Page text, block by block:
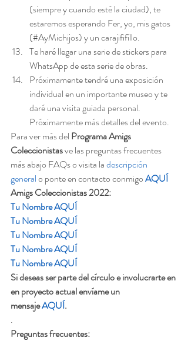
(siempre y cuando esté la ciudad), te
estaremos esperando Fer, yo, mis gatos
(#AyMichijos) y un carajififíllo.
Te haré llegar una serie de stickers para
WhatsApp de esta serie de obras.
Próximamente tendré una exposición
individual en un importante museo y te
daré una visita guiada personal.
Próximamente más detalles del evento.
Para ver más del Programa Amigs
Coleccionistas ve las preguntas frecuentes
más abajo FAQs o visita la descripción
general o ponte en contacto conmigo AQUÍ
Amigs Coleccionistas 2022:
Tu Nombre AQUÍ
Tu Nombre AQUÍ
Tu Nombre AQUÍ
Tu Nombre AQUÍ
Tu Nombre AQUÍ
Si deseas ser parte del círculo e involucrarte en
en proyecto actual envíame un
mensaje AQUÍ.
.
Preguntas frecuentes: